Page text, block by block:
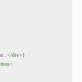
</div>}
>